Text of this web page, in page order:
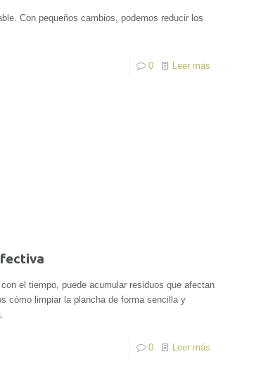
Con pequeños cambios, podemos reducir los
0 Leer más
el tiempo, puede acumular residuos que afectan
cómo limpiar la plancha de forma sencilla y
0 Leer más